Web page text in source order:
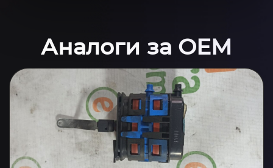
Аналоги за OEM